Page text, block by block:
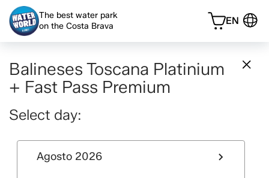
The best water park
on the Costa Brava
EN
Balineses Toscana Platinium
+ Fast Pass Premium
Select day:
Agosto 2026